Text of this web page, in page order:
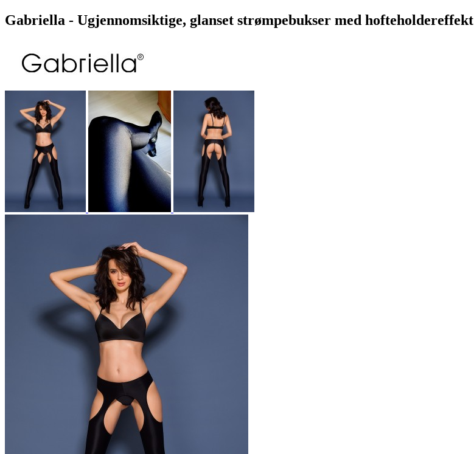
Gabriella - Ugjennomsiktige, glanset strømpebukser med hofteholdereffekt